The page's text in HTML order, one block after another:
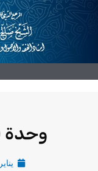
تخطي
وحدة
يناير 1, 2010